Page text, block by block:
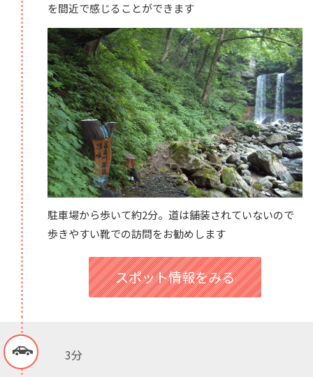
を間近で感じることができます
駐車場から歩いて約2分。道は舗装されていないので
歩きやすい靴での訪問をお勧めします
スポット情報をみる
3分